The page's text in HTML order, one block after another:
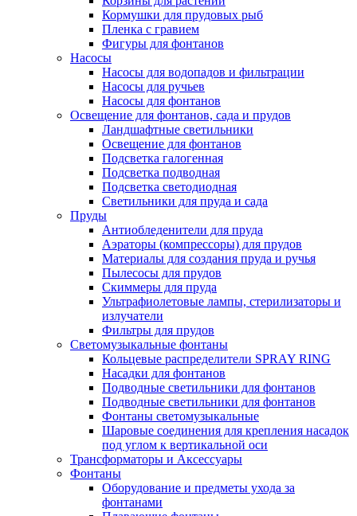
Кормушки для прудовых рыб
Пленка с гравием
Фигуры для фонтанов
Насосы
Насосы для водопадов и фильтрации
Насосы для ручьев
Насосы для фонтанов
Освещение для фонтанов, сада и прудов
Ландшафтные светильники
Освещение для фонтанов
Подсветка галогенная
Подсветка подводная
Подсветка светодиодная
Светильники для пруда и сада
Пруды
Антиобледенители для пруда
Аэраторы (компрессоры) для прудов
Материалы для создания пруда и ручья
Пылесосы для прудов
Скиммеры для пруда
Ультрафиолетовые лампы, стерилизаторы и
излучатели
Фильтры для прудов
Светомузыкальные фонтаны
Кольцевые распределители SPRAY RING
Насадки для фонтанов
Подводные светильники для фонтанов
Подводные светильники для фонтанов
Фонтаны светомузыкальные
Шаровые соединения для крепления насадок
под углом к вертикальной оси
Трансформаторы и Аксессуары
Фонтаны
Оборудование и предметы ухода за
фонтанами